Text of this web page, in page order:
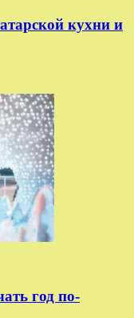
кухни и
год по-